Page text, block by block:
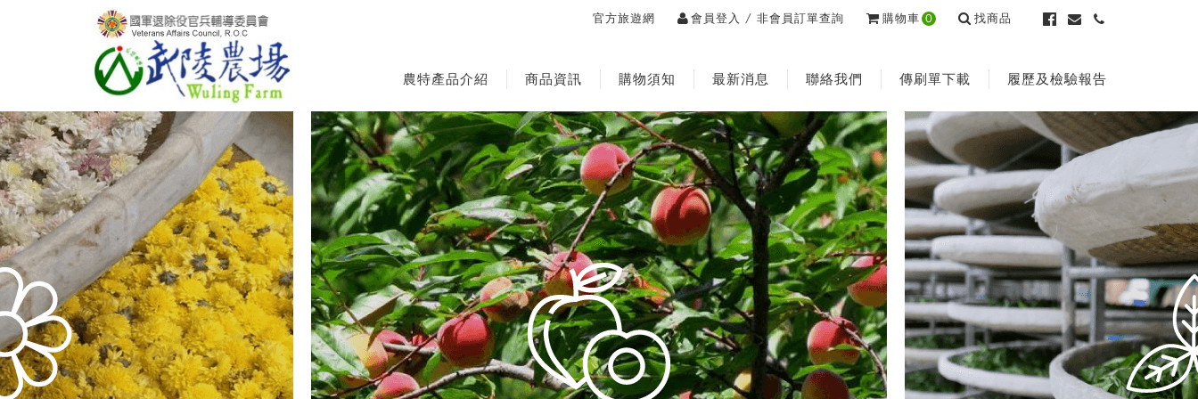
官方旅遊網 會員登入 / 非會員訂單查詢 購物車 0 找商品
農特產品介紹 商品資訊 購物須知 最新消息 聯絡我們 傳刷單下載 履歷及檢驗報告